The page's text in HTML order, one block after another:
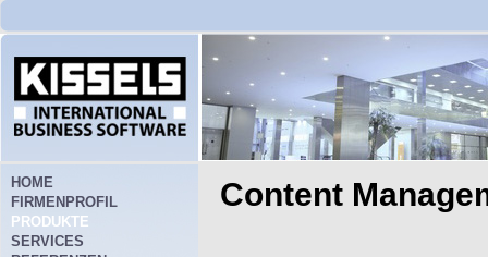
HOME
FIRMENPROFIL
PRODUKTE
SERVICES
Content